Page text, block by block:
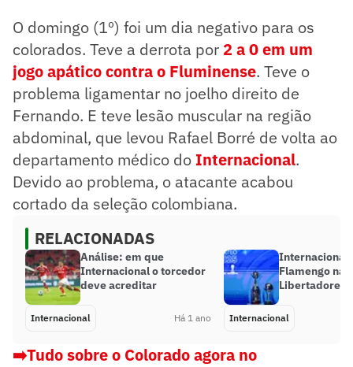
O domingo (1º) foi um dia negativo para os
colorados. Teve a derrota por 2 a 0 em um
jogo apático contra o Fluminense. Teve o
problema ligamentar no joelho direito de
Fernando. E teve lesão muscular na região
abdominal, que levou Rafael Borré de volta ao
departamento médico do Internacional.
Devido ao problema, o atacante acabou
cortado da seleção colombiana.
RELACIONADAS
Análise: em que
Internacional o torcedor
deve acreditar
Internacional Há 1 ano
Internacional
Flamengo
Libertadores
Internacional
➡️Tudo sobre o Colorado agora no